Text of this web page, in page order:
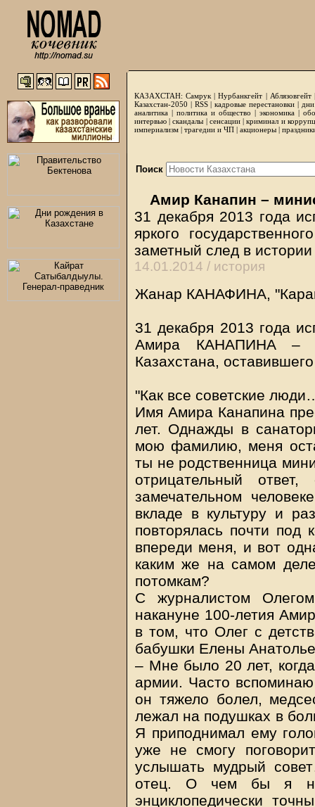
КАЗАХСТАН: Самрук |Нурбанкгейт | Аблязовгейт
Казахстан-2050 | RSS|кадровые перестановки|
аналитика | политика и общество | экономика |
интервью |скандалы | сенсации|криминал и
империализм | трагедии и ЧП | акционеры |
Поиск
Амир Канапин –
31 декабря 2013 года
яркого
заметный след в
14.01.2014 / история
Жанар КАНАФИНА,
31 декабря 2013 года
Амира КАНАПИНА –
Казахстана,
"Как все советские
Имя Амира Канапина
лет. Однажды в
мою фамилию, меня
ты не родственница
отрицательный
замечательном
вкладе в культуру и
повторялась почти под
впереди меня, и вот
каким же на самом
потомкам?
С журналистом
накануне 100-летия
в том, что Олег с
бабушки Елены
– Мне было 20 лет,
армии. Часто
он тяжело болел,
лежал на подушках в
Я приподнимал ему
уже не смогу
услышать мудрый
отец. О чем бы я ни
энциклопедически